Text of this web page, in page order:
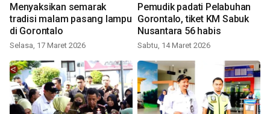
Menyaksikan semarak
tradisi malam pasang lampu
di Gorontalo
Selasa, 17 Maret 2026
Pemudik padati Pelabuhan
Gorontalo, tiket KM Sabuk
Nusantara 56 habis
Sabtu, 14 Maret 2026